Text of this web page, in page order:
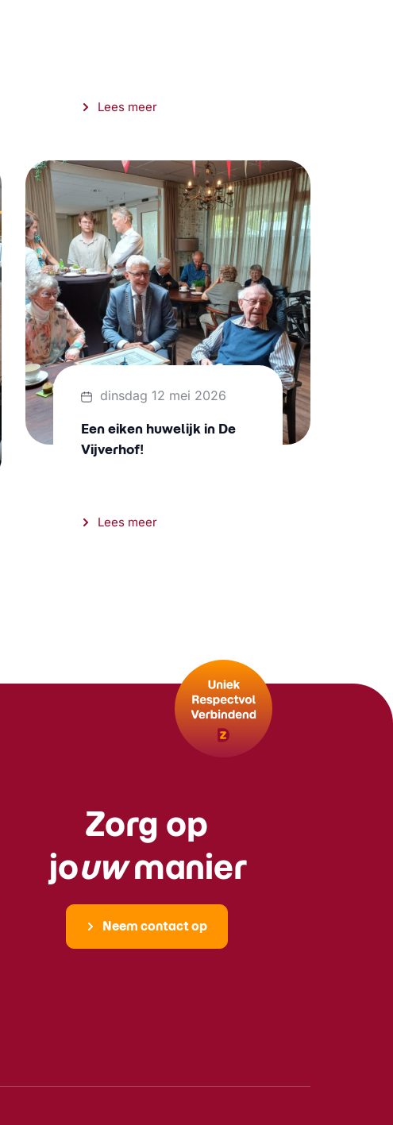
Lees meer
dinsdag 12 mei 2026
Een eiken huwelijk in De
Vijverhof!
Lees meer
Zorg op
jouwmanier
Neem contact op